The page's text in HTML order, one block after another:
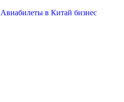
Авиабилеты в Китай бизнес